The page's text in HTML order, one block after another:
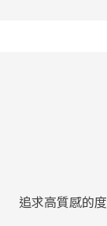
追求高質感的